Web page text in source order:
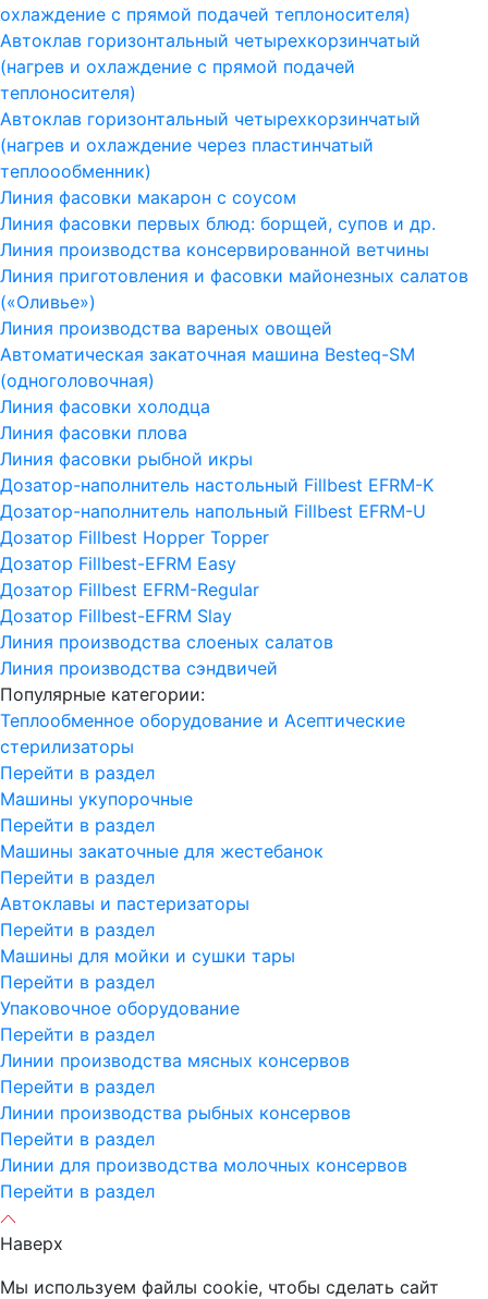
охлаждение с прямой подачей теплоносителя)
Автоклав горизонтальный четырехкорзинчатый
(нагрев и охлаждение с прямой подачей
теплоносителя)
Автоклав горизонтальный четырехкорзинчатый
(нагрев и охлаждение через пластинчатый
теплоообменник)
Линия фасовки макарон с соусом
Линия фасовки первых блюд: борщей, супов и др.
Линия производства консервированной ветчины
Линия приготовления и фасовки майонезных салатов
(«Оливье»)
Линия производства вареных овощей
Автоматическая закаточная машина Besteq-SM
(одноголовочная)
Линия фасовки холодца
Линия фасовки плова
Линия фасовки рыбной икры
Дозатор-наполнитель настольный Fillbest EFRM-K
Дозатор-наполнитель напольный Fillbest EFRM-U
Дозатор Fillbest Hopper Topper
Дозатор Fillbest-EFRM Easy
Дозатор Fillbest EFRM-Regular
Дозатор Fillbest-EFRM Slay
Линия производства слоеных салатов
Линия производства сэндвичей
Популярные категории:
Теплообменное оборудование и Асептические
стерилизаторы
Перейти в раздел
Машины укупорочные
Перейти в раздел
Машины закаточные для жестебанок
Перейти в раздел
Автоклавы и пастеризаторы
Перейти в раздел
Машины для мойки и сушки тары
Перейти в раздел
Упаковочное оборудование
Перейти в раздел
Линии производства мясных консервов
Перейти в раздел
Линии производства рыбных консервов
Перейти в раздел
Линии для производства молочных консервов
Перейти в раздел
Наверх
Мы используем файлы cookie, чтобы сделать сайт